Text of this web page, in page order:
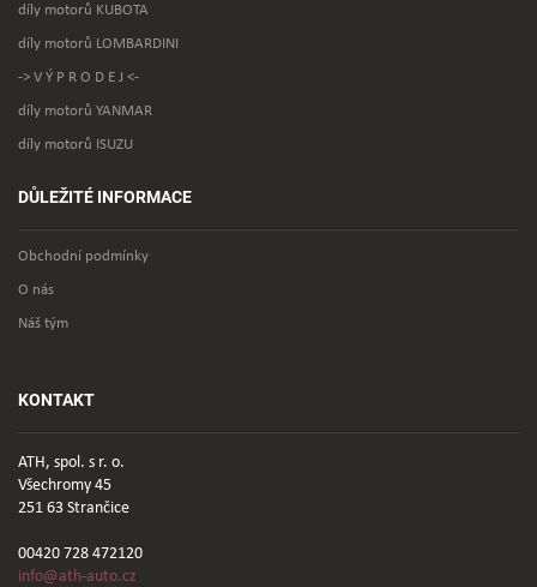
díly motorů KUBOTA
díly motorů LOMBARDINI
-> V Ý P R O D E J <-
díly motorů YANMAR
díly motorů ISUZU
DŮLEŽITÉ INFORMACE
Obchodní podmínky
O nás
Náš tým
KONTAKT
ATH, spol. s r. o.
Všechromy 45
251 63 Strančice
00420 728 472120
info@ath-auto.cz